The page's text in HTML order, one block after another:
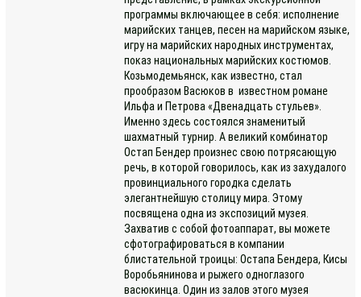
программы включающее в себя: исполнение
марийских танцев, песен на марийском языке,
игру на марийских народных инструментах,
показ национальных марийских костюмов.
Козьмодемьянск, как известно, стал
прообразом Васюков в известном романе
Ильфа и Петрова «Двенадцать стульев».
Именно здесь состоялся знаменитый
шахматный турнир. А великий комбинатор
Остап Бендер произнес свою потрясающую
речь, в которой говорилось, как из захудалого
провинциального городка сделать
элегантнейшую столицу мира. Этому
посвящена одна из экспозиций музея.
Захватив с собой фотоаппарат, вы можете
сфотографироваться в компании
блистательной троицы: Остапа Бендера, Кисы
Воробьянинова и рыжего одноглазого
васюкинца. Один из залов этого музея